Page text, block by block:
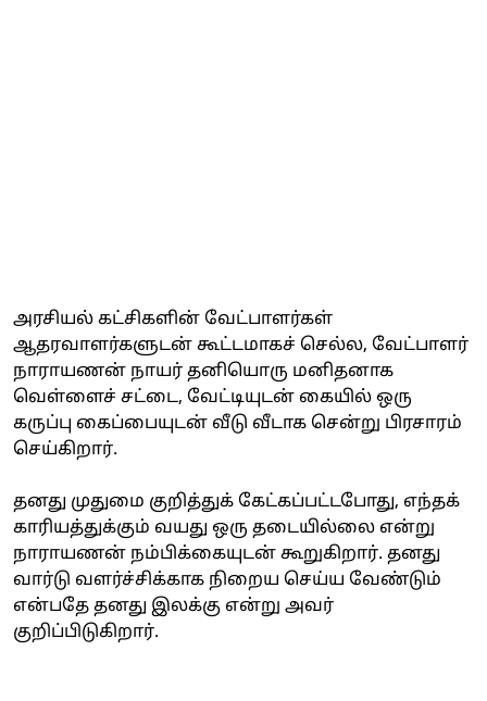
அரசியல் கட்சிகளின் வேட்பாளர்கள்
ஆதரவாளர்களுடன் கூட்டமாகச் செல்ல, வேட்பாளர்
நாராயணன் நாயர் தனியொரு மனிதனாக
வெள்ளைச் சட்டை, வேட்டியுடன் கையில் ஒரு
கருப்பு கைப்பையுடன் வீடு வீடாக சென்று பிரசாரம்
செய்கிறார்.
தனது முதுமை குறித்துக் கேட்கப்பட்டபோது, எந்தக்
காரியத்துக்கும் வயது ஒரு தடையில்லை என்று
நாராயணன் நம்பிக்கையுடன் கூறுகிறார். தனது
வார்டு வளர்ச்சிக்காக நிறைய செய்ய வேண்டும்
என்பதே தனது இலக்கு என்று அவர்
குறிப்பிடுகிறார்.